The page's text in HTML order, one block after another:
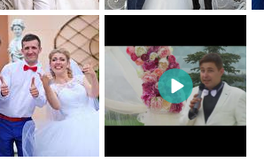
0